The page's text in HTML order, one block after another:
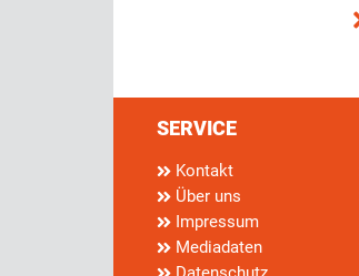
SERVICE
Kontakt
Über uns
Impressum
Mediadaten